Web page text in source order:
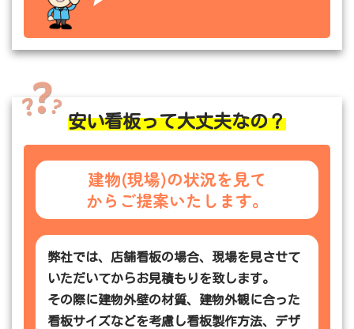
安い看板って大丈夫なの？
建物(現場)の状況を見て
からご提案いたします。
弊社では、店舗看板の場合、現場を見させて
いただいてからお見積もりを致します。
その際に建物外壁の材質、建物外観に合った
看板サイズなどを考慮し看板製作方法、デザ